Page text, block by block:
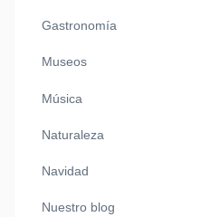
Gastronomía
Museos
Música
Naturaleza
Navidad
Nuestro blog